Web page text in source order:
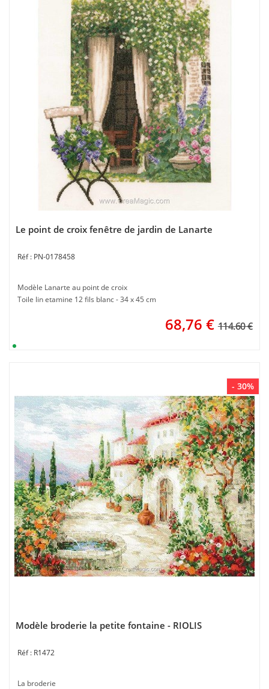
Le point de croix fenêtre de jardin de Lanarte
PN-0178458
Modèle Lanarte au point de croix
Toile lin etamine 12 fils blanc - 34 x 45 cm
68,76 € 114.60 €
- 30%
Modèle broderie la petite fontaine - RIOLIS
R1472
La broderie